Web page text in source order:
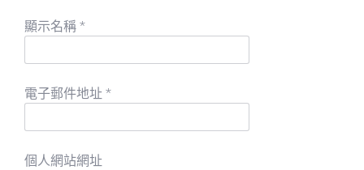
顯示名稱 *
電子郵件地址 *
個人網站網址